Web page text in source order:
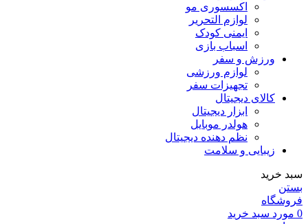
اکسسوری مو
لوازم التحریر
ایمنی کودک
اسباب بازی
ورزش و سفر
لوازم ورزشی
تجهیزات سفر
کالای دیجیتال
ابزار دیجیتال
هولدر موبایل
نظم دهنده دیجیتال
زیبایی و سلامت
سبد خرید
بستن
فروشگاه
0 مورد سبد خرید